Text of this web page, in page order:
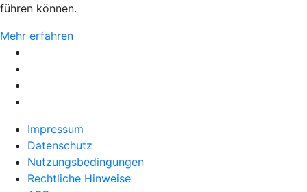
führen können.
Mehr erfahren
Impressum
Datenschutz
Nutzungsbedingungen
Rechtliche Hinweise